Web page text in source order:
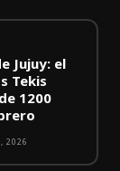
Jujuy: el
Tekis
1200
2026